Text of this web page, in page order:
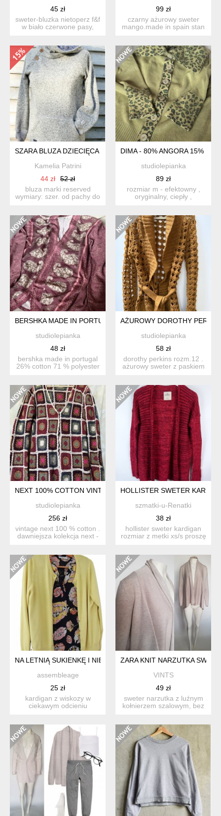
45 zł
sweter-bluzka nietoperz f&f
w biało czerwone pasy,
99 zł
czarny ażurowy sweter
mango.made in spain stan
SZARA BLUZA DZIECIĘCA 152 RESERVED
Kamelia Patrini
44 zł
52 zł
bluza marki reserved
wymiary: szer. od pachy do
DIMA - 80% ANGORA 15%
studiolepianka
89 zł
rozmiar m - efektowny ,
oryginalny, ciepły ,
BERSHKA MADE IN PORTUGAL ROZMIAR M
studiolepianka
48 zł
bershka made in portugal
26% cotton 71 % polyester
AŻUROWY DOROTHY
studiolepianka
58 zł
dorothy perkins rozm.12 .
ażurowy sweter z paskiem
NEXT 100% COTTON VINTAGE - DAWNIEJSZA KOLEKCJA
studiolepianka
256 zł
vintage next 100 % cotton .
dawniejsza kolekcja next -
HOLLISTER SWETER
szmatki-u-Renatki
38 zł
hollister sweter kardigan
rozmiar z metki xs/s proszę
NA LETNIĄ SUKIENKĘ I NIE TYLKO KARDIGAN LIMONKOWY
assembleage
25 zł
kardigan z wiskozy w
ciekawym odcieniu
ZARA KNIT NARZUTKA
VINTS
49 zł
sweter narzutka z luźnym
kołnierzem szalowym, bez